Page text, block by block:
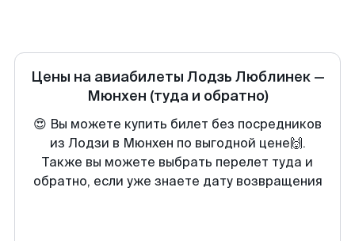
Цены на авиабилеты Лодзь Люблинек—
Мюнхен (туда и обратно)
😍 Вы можете купить билет без посредников
из Лодзи в Мюнхен по выгодной цене🙌.
Также вы можете выбрать перелет туда и
обратно, если уже знаете дату возвращения